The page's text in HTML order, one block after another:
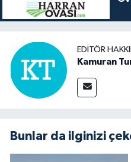
EDITÖR
Kamuran
Bunlar da ilginizi